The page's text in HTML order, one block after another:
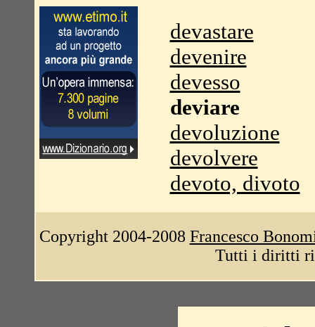
devastare
devenire
devesso
deviare
devoluzione
devolvere
devoto, divoto
Copyright 2004-2008 Francesco
Tutti i diritti